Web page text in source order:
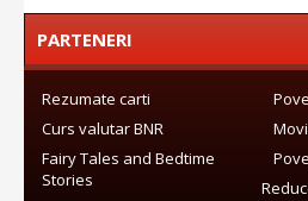
PARTENERI
Rezumate carti
Curs valutar BNR
Fairy Tales and Bedtime
Stories